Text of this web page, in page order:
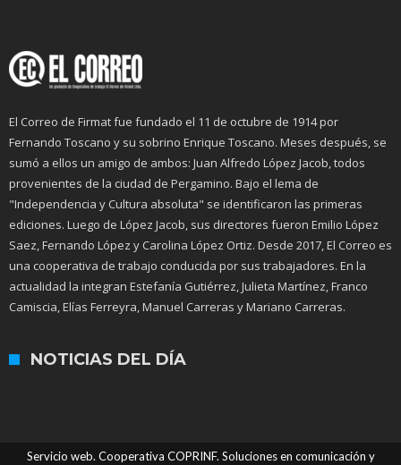
El Correo de Firmat fue fundado el 11 de octubre de 1914 por
Fernando Toscano y su sobrino Enrique Toscano. Meses después, se
sumó a ellos un amigo de ambos: Juan Alfredo López Jacob, todos
provenientes de la ciudad de Pergamino. Bajo el lema de
"Independencia y Cultura absoluta" se identificaron las primeras
ediciones. Luego de López Jacob, sus directores fueron Emilio López
Saez, Fernando López y Carolina López Ortiz. Desde 2017, El Correo es
una cooperativa de trabajo conducida por sus trabajadores. En la
actualidad la integran Estefanía Gutiérrez, Julieta Martínez, Franco
Camiscia, Elías Ferreyra, Manuel Carreras y Mariano Carreras.
NOTICIAS DEL DÍA
Servicio web. Cooperativa COPRINF. Soluciones en comunicación y